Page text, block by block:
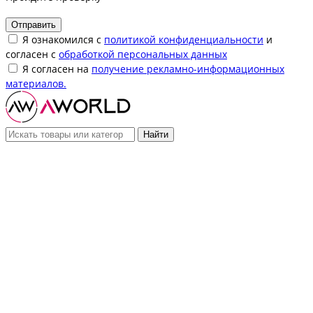
Отправить
Я ознакомился с политикой конфиденциальности и
согласен с обработкой персональных данных
Я согласен на получение рекламно-информационных
материалов.
Найти